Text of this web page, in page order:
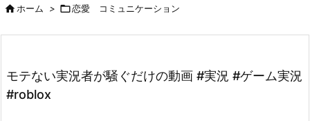
次へ
ホーム > 恋愛 コミュニケーション
モテない実況者が騒ぐだけの動画 #実況 #ゲーム実況
#roblox